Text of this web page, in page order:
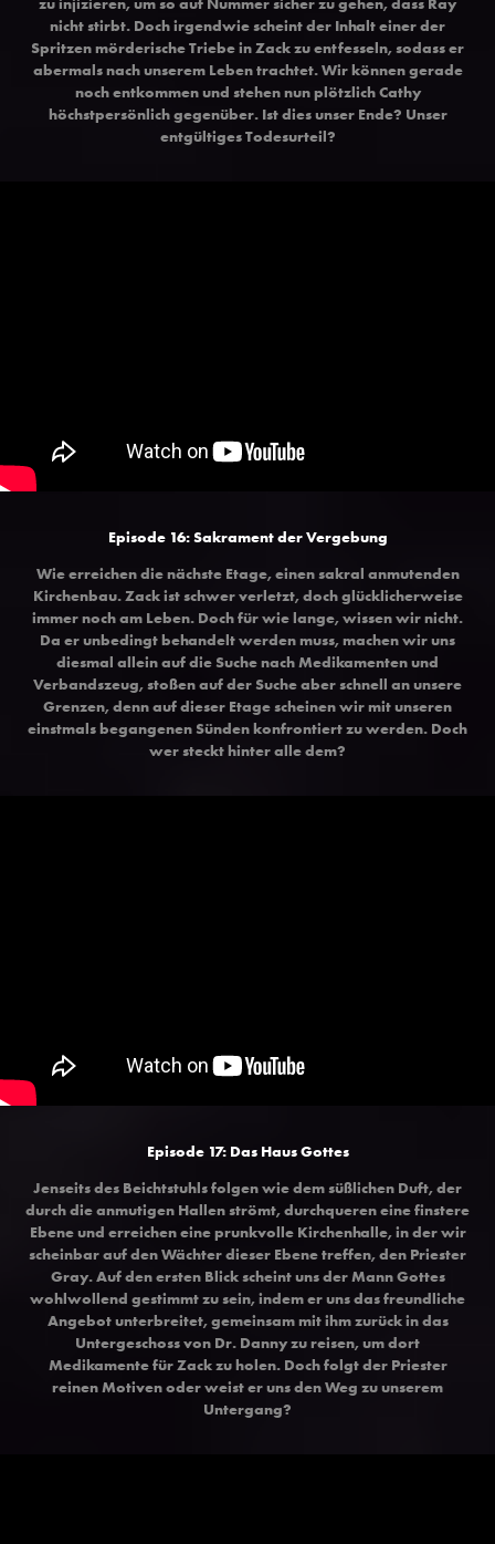
nicht stirbt. Doch irgendwie scheint der Inhalt einer der
Spritzen mörderische Triebe in Zack zu entfesseln, sodass er
abermals nach unserem Leben trachtet. Wir können gerade
noch entkommen und stehen nun plötzlich Cathy
höchstpersönlich gegenüber. Ist dies unser Ende? Unser
entgültiges Todesurteil?
Episode 16: Sakrament der Vergebung
Wie erreichen die nächste Etage, einen sakral anmutenden
Kirchenbau. Zack ist schwer verletzt, doch glücklicherweise
immer noch am Leben. Doch für wie lange, wissen wir nicht.
Da er unbedingt behandelt werden muss, machen wir uns
diesmal allein auf die Suche nach Medikamenten und
Verbandszeug, stoßen auf der Suche aber schnell an unsere
Grenzen, denn auf dieser Etage scheinen wir mit unseren
einstmals begangenen Sünden konfrontiert zu werden. Doch
wer steckt hinter alle dem?
Episode 17: Das Haus Gottes
Jenseits des Beichtstuhls folgen wie dem süßlichen Duft, der
durch die anmutigen Hallen strömt, durchqueren eine finstere
Ebene und erreichen eine prunkvolle Kirchenhalle, in der wir
scheinbar auf den Wächter dieser Ebene treffen, den Priester
Gray. Auf den ersten Blick scheint uns der Mann Gottes
wohlwollend gestimmt zu sein, indem er uns das freundliche
Angebot unterbreitet, gemeinsam mit ihm zurück in das
Untergeschoss von Dr. Danny zu reisen, um dort
Medikamente für Zack zu holen. Doch folgt der Priester
reinen Motiven oder weist er uns den Weg zu unserem
Untergang?